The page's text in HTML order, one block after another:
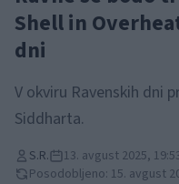
Shell in
dni
V okviru Ravenskih dni
Siddharta.
S.R.
13. avgust 2025,
Posodobljeno: 15. avgust